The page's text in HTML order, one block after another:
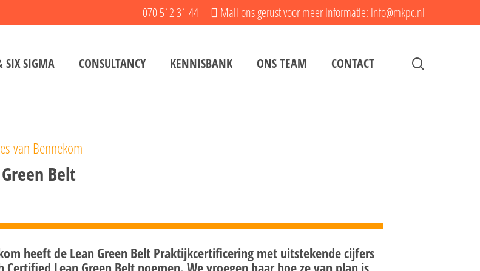
070 512 31 44 Mail ons gerust voor meer informatie: info@mkpc.nl
SIX SIGMA CONSULTANCY KENNISBANK ONS TEAM CONTACT
van Bennekom
Belt
heeft de Lean Green Belt Praktijkcertificering met uitstekende cijfers
Certified Lean Green Belt noemen. We vroegen haar hoe ze van plan is